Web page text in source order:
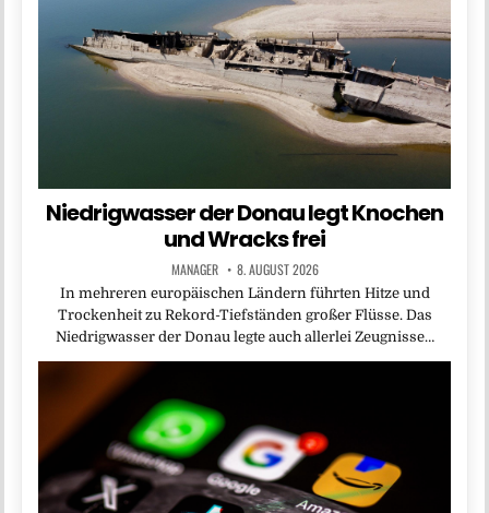
Niedrigwasser der Donau legt Knochen
und Wracks frei
MANAGER 8. AUGUST 2026
In mehreren europäischen Ländern führten Hitze und
Trockenheit zu Rekord-Tiefständen großer Flüsse. Das
Niedrigwasser der Donau legte auch allerlei Zeugnisse…